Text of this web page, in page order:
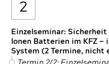
2
Einzelseminar:
Ionen Batterien im KFZ —
System (2 Termine, nicht